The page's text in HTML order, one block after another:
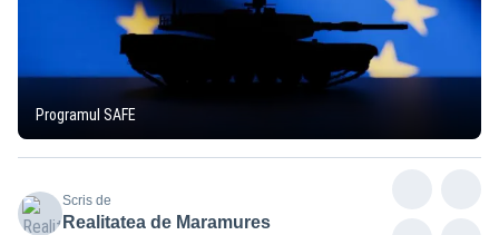
Programul SAFE
Scris de
Realitatea de Maramures